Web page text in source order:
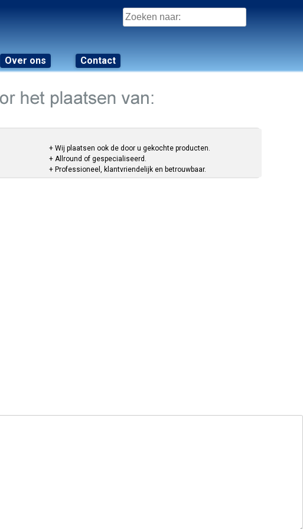
Zoeken
naar:
Over ons Contact
+ Wij plaatsen ook de door u gekochte producten.
+ Allround of gespecialiseerd.
+ Professioneel, klantvriendelijk en betrouwbaar.